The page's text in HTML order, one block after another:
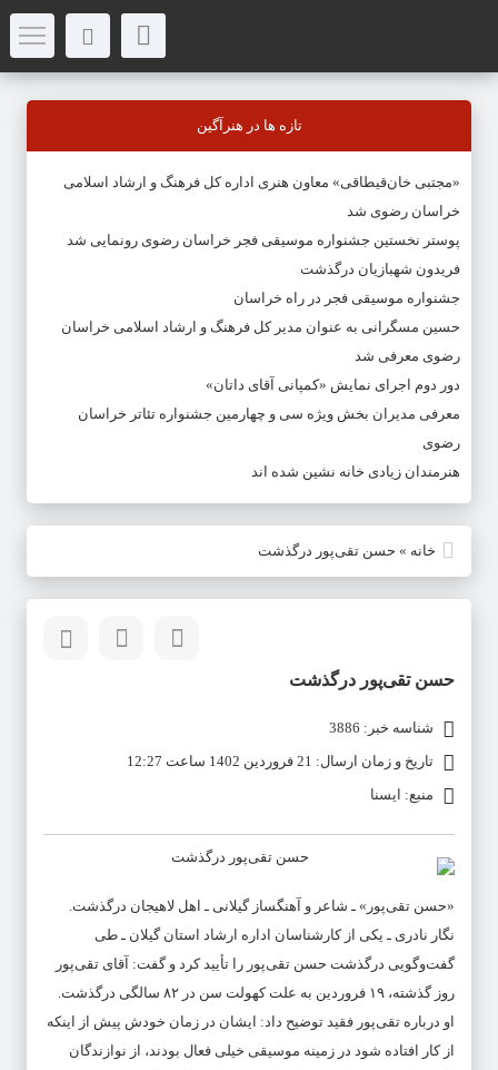
تازه ها در هنرآگین
«مجتبی خان‌قیطاقی» معاون هنری اداره کل فرهنگ و ارشاد اسلامی
خراسان رضوی شد
پوستر نخستین جشنواره موسیقی فجر خراسان رضوی رونمایی شد
فریدون شهبازیان درگذشت
جشنواره موسیقی فجر در راه خراسان
حسین مسگرانی به عنوان مدیر کل فرهنگ و ارشاد اسلامی خراسان
رضوی معرفی شد
دور دوم اجرای نمایش «کمپانی آقای داتان»
معرفی مدیران بخش ویژه سی و چهارمین جشنواره تئاتر خراسان
رضوی
هنرمندان زیادی خانه نشین شده اند
خانه » حسن تقی‌پور درگذشت
حسن تقی‌پور درگذشت
شناسه خبر: 3886
تاریخ و زمان ارسال: 21 فروردین 1402 ساعت 12:27
منبع: ایسنا
«حسن تقی‌پور» ـ شاعر و آهنگساز گیلانی ـ اهل لاهیجان درگذشت.
نگار نادری ـ یکی از کارشناسان اداره ارشاد استان گیلان ـ طی
گفت‌وگویی درگذشت حسن تقی‌پور را تأیید کرد و گفت: آقای تقی‌پور
روز گذشته، ۱۹ فروردین به علت کهولت سن در ۸۲ سالگی درگذشت.
او درباره تقی‌پور فقید توضیح داد: ایشان در زمان خودش پیش از اینکه
از کار افتاده شود در زمینه موسیقی خیلی فعال بودند، از نوازندگان